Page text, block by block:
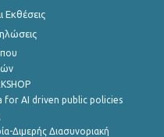
for AI driven public policies
Διμερής Διασυνοριακή